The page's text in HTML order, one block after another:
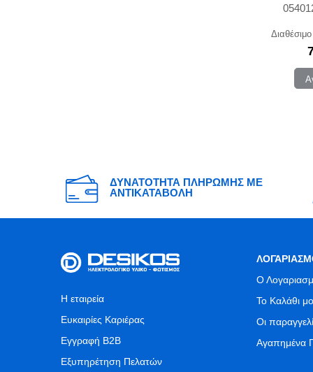
ΔΥΝΑΤΟΤΗΤΑ ΠΛΗΡΩΜΗΣ ΜΕ
ΑΝΤΙΚΑΤΑΒΟΛΗ
Η εταιρεία
Ευκαιρίες Καριέρας
Εγγραφή B2B
Εξυπηρέτηση Πελατών
Ο
Το Καλάθι
Οι
Αγαπημένα